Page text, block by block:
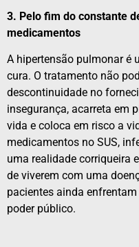
3. Pelo fim do constante
medicamentos
A hipertensão pulmonaré
cura. O tratamento não
descontinuidade no
insegurança, acarreta em
vida e coloca em risco a
medicamentos no SUS,
uma realidade corriqueira
de viverem com uma
pacientes ainda
poder público.